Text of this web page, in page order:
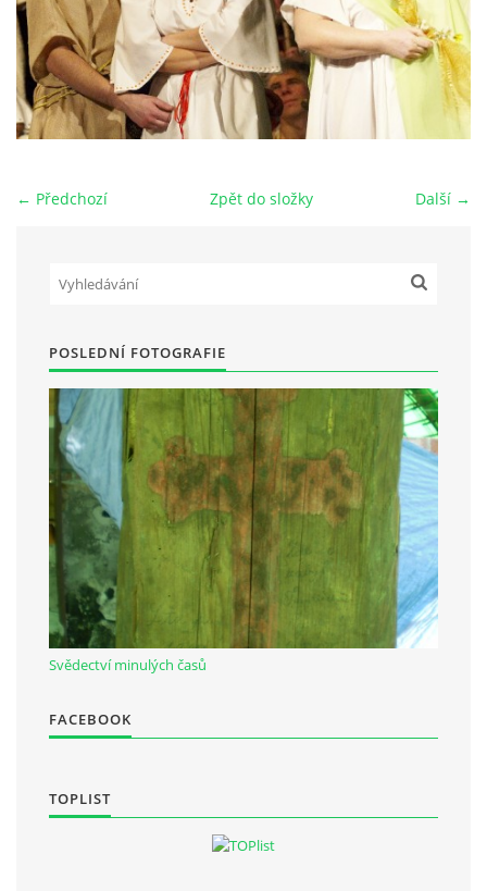
VIDEOZÁZNAMY Z HER
FOTOALBUM
DOKUMENTY OVJK
Občanská vzdělávací jednota "Komenský" v Choceradech z.s.
Chocerady 4
257 24 Chocerady
IČ: 498 28 614
Kontaktní osoba:
Mgr. Miroslava Cinkeisová
← Předchozí Další →
Zpět do složky
POSLEDNÍ FOTOGRAFIE
Svědectví minulých časů
FACEBOOK
TOPLIST